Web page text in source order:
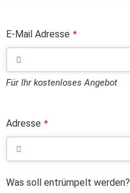
E-Mail Adresse *
Für Ihr kostenloses Angebot
Adresse *
Was soll entrümpelt werden?